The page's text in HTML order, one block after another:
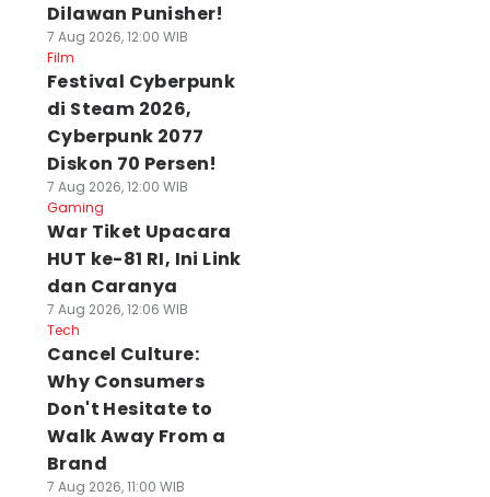
Dilawan Punisher!
7 Aug 2026, 12:00 WIB
Film
Festival Cyberpunk
di Steam 2026,
Cyberpunk 2077
Diskon 70 Persen!
7 Aug 2026, 12:00 WIB
Gaming
War Tiket Upacara
HUT ke-81 RI, Ini Link
dan Caranya
7 Aug 2026, 12:06 WIB
Tech
Cancel Culture:
Why Consumers
Don't Hesitate to
Walk Away From a
Brand
7 Aug 2026, 11:00 WIB